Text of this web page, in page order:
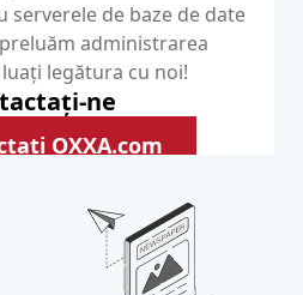
de baze de date
administrarea
legătura cu noi!
ne
OXXA.com